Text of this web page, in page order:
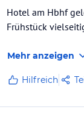
Hotel am Hbhf
Frühstück
Mehr anzeigen
Hilfreich